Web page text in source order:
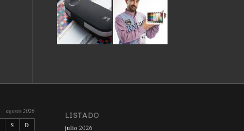
agosto 2026
S D
LISTADO
julio 2026